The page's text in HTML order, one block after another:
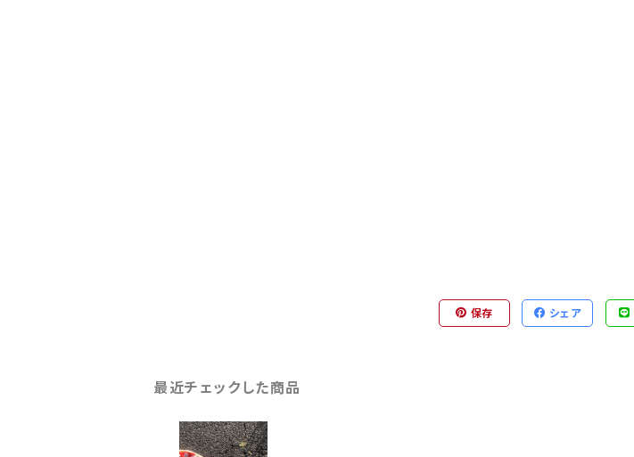
保存 シェア
最近チェックした商品